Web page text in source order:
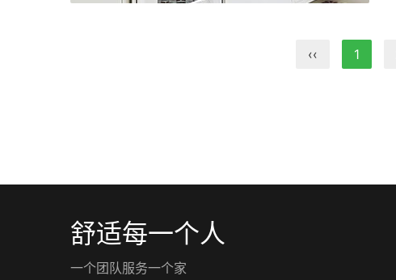
‹‹ 1
舒适每一个人
一个团队服务一个家